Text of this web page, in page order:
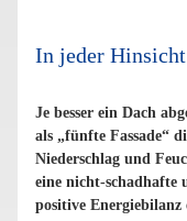
In jeder
Je besser ein Dach
als „fünfte Fassade“
Niederschlag und
eine nicht-schadhafte
positive